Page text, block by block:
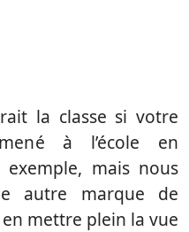
la classe si votre
à l’école en
exemple, mais nous
autre marque de
mettre plein la vue